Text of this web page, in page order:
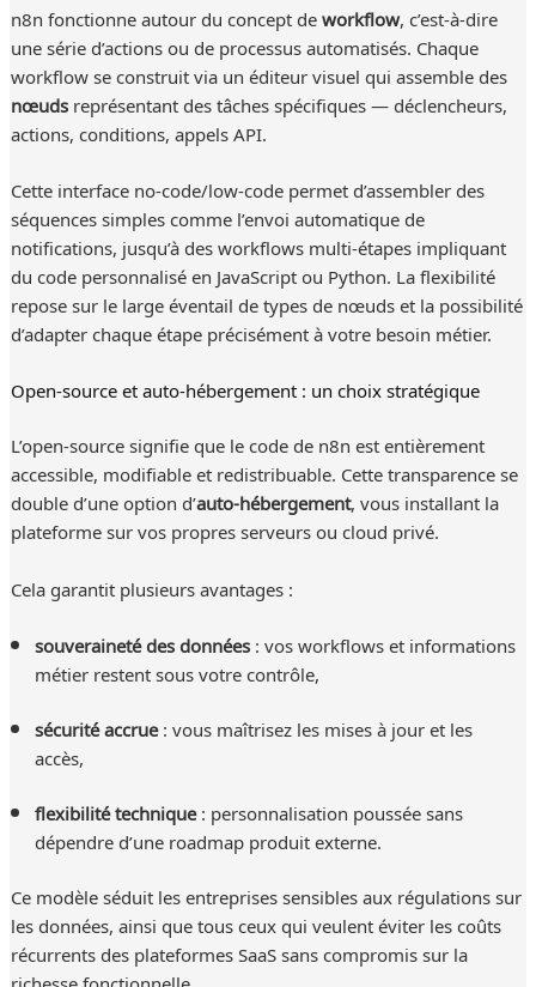
n8n fonctionne autour du concept deworkflow, c’est-à-dire
une série d’actions ou de processus automatisés. Chaque
workflow se construit via un éditeur visuel qui assemble des
nœudsreprésentant des tâches spécifiques — déclencheurs,
actions, conditions, appels API.
Cette interface no-code/low-code permet d’assembler des
séquences simples comme l’envoi automatique de
notifications, jusqu’à des workflows multi-étapes impliquant
du code personnalisé en JavaScript ou Python. La flexibilité
repose sur le large éventail de types de nœuds et la possibilité
d’adapter chaque étape précisément à votre besoin métier.
Open-source et auto-hébergement : un choix stratégique
L’open-source signifie que le code de n8n est entièrement
accessible, modifiable et redistribuable. Cette transparence se
double d’une option d’auto-hébergement, vous installant la
plateforme sur vos propres serveurs ou cloud privé.
Cela garantit plusieurs avantages :
souveraineté des données: vos workflows et informations
métier restent sous votre contrôle,
sécurité accrue: vous maîtrisez les mises à jour et les
accès,
flexibilité technique: personnalisation poussée sans
dépendre d’une roadmap produit externe.
Ce modèle séduit les entreprises sensibles aux régulations sur
les données, ainsi que tous ceux qui veulent éviter les coûts
récurrents des plateformes SaaS sans compromis sur la